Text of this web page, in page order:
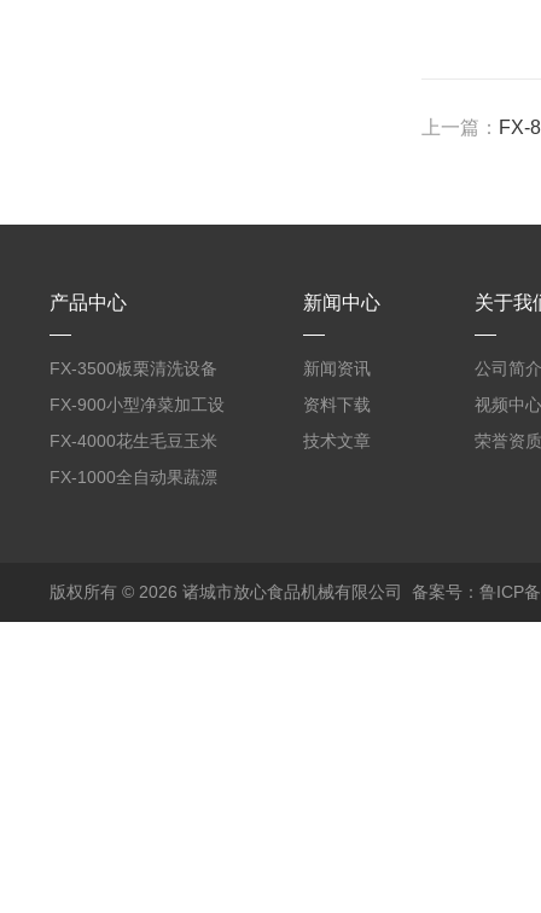
上一篇： FX-
产品中心
FX-3500板栗清洗设备
全自动气泡清洗机
FX-900小型净菜加工设
备野菜清洗机
FX-4000花生毛豆玉米
蒸煮漂烫机
FX-1000全自动果蔬漂
新闻中心
新闻资讯
资料下载
技术文章
关于我
公司简介
视频中心
荣誉资质
版权所有 © 2026 诸城市放心食品机械有限公司 备案号：鲁ICP